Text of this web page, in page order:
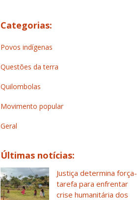
Categorias:
Povos indígenas
Questões da terra
Quilombolas
Movimento popular
Geral
Últimas notícias:
Justiça determina força-
tarefa para enfrentar
crise humanitária dos